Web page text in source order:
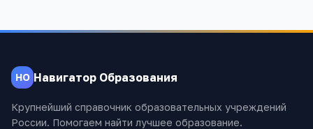
НО Навигатор Образования
Крупнейший справочник образовательных учреждений
России. Помогаем найти лучшее образование.